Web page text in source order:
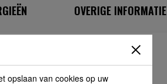
OVERIGE INFORMATIE
opslaan van cookies op uw